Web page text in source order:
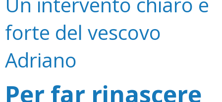
forte del vescovo
Adriano
Per far rinascere